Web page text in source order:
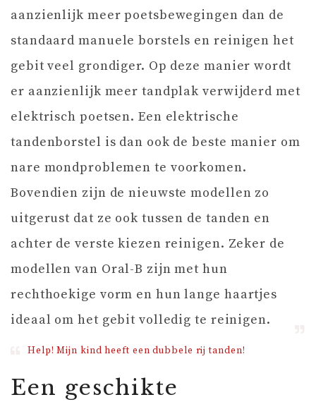
aanzienlijk meer poetsbewegingen dan de
standaard manuele borstels en reinigen het
gebit veel grondiger. Op deze manier wordt
er aanzienlijk meer tandplak verwijderd met
elektrisch poetsen. Een elektrische
tandenborstel is dan ook de beste manier om
nare mondproblemen te voorkomen.
Bovendien zijn de nieuwste modellen zo
uitgerust dat ze ook tussen de tanden en
achter de verste kiezen reinigen. Zeker de
modellen van Oral-B zijn met hun
rechthoekige vorm en hun lange haartjes
ideaal om het gebit volledig te reinigen.
Help! Mijn kind heeft een dubbele rij tanden!
Een geschikte